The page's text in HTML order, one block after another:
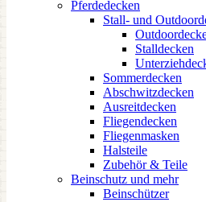
Pferdedecken
Stall- und
Stalldecken
Sommerdecken
Abschwitzdecken
Ausreitdecken
Fliegendecken
Fliegenmasken
Halsteile
Zubehör & Teile
Beinschutz und mehr
Beinschützer